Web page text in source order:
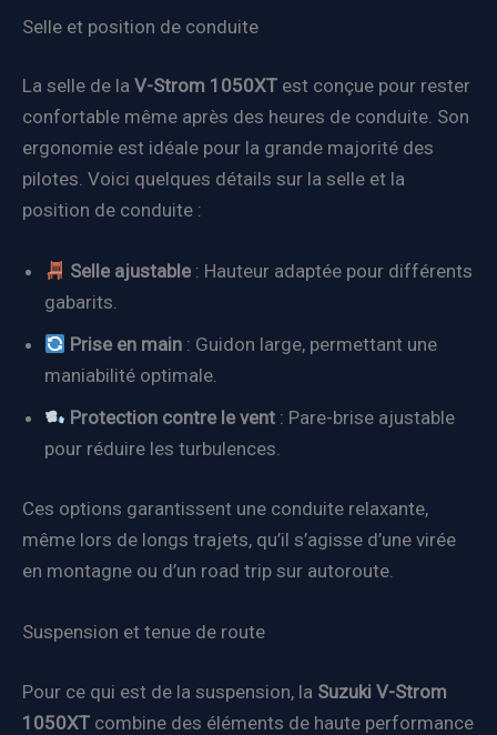
Selle et position de conduite
La selle de la V-Strom 1050XT est conçue pour rester
confortable même après des heures de conduite. Son
ergonomie est idéale pour la grande majorité des
pilotes. Voici quelques détails sur la selle et la
position de conduite :
Selle ajustable: Hauteur adaptée pour différents
gabarits.
Prise en main : Guidon large, permettant une
maniabilité optimale.
Protection contre le vent : Pare-brise ajustable
pour réduire les turbulences.
Ces options garantissent une conduite relaxante,
même lors de longs trajets, qu’il s’agisse d’une virée
en montagne ou d’un road trip sur autoroute.
Suspension et tenue de route
Pour ce qui est de la suspension, la Suzuki V-Strom
1050XT combine des éléments de haute performance